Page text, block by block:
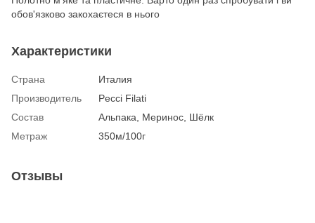
обов'язково закохаєтеся в нього
Характеристики
Страна
Италия
Производитель
Pecci Filati
Состав
Альпака, Меринос, Шёлк
Метраж
350м/100г
Отзывы